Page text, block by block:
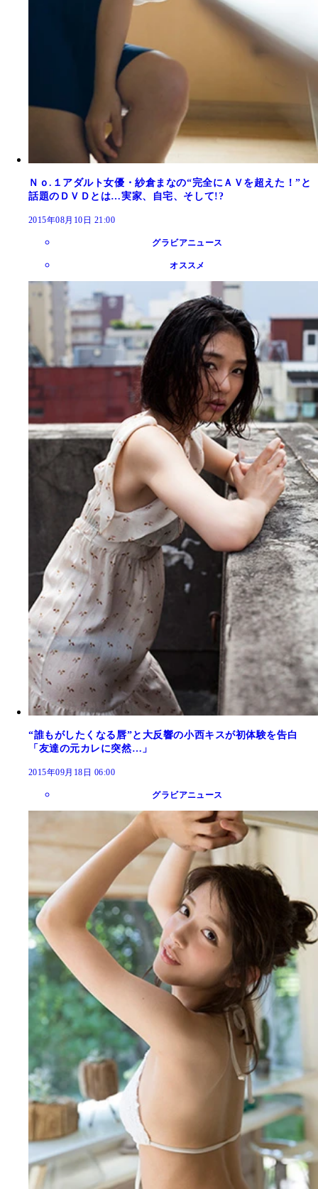
Ｎｏ.１アダルト女優・紗倉まなの“完全にＡＶを超えた！”と
話題のＤＶＤとは…実家、自宅、そして!?
2015年08月10日 21:00
グラビアニュース
オススメ
“誰もがしたくなる唇”と大反響の小西キスが初体験を告白
「友達の元カレに突然…」
2015年09月18日 06:00
グラビアニュース